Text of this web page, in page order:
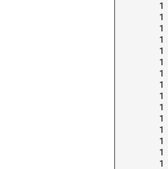
1
1
1
1
1
1
1
1
1
1
1
1
1
1
1